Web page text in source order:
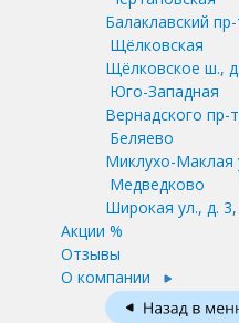
Балаклавский
Щёлковская
Щёлковское ш.,
Юго-Западная
Вернадского пр-
Беляево
Миклухо-Маклая
Медведково
Широкая ул., д. 3,
Акции %
Отзывы
О компании